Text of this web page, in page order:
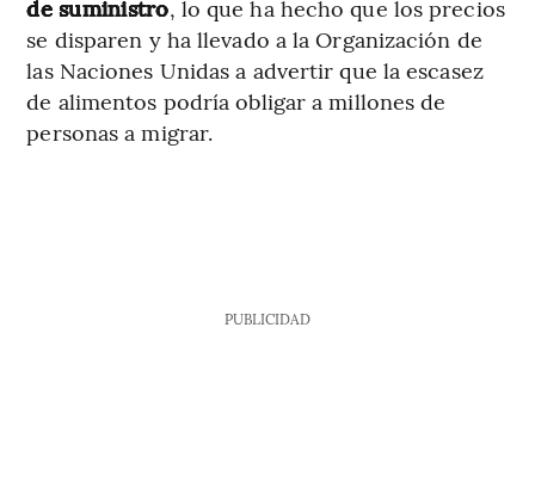
de suministro, lo que ha hecho que los precios
se disparen y ha llevado a la Organización de
las Naciones Unidas a advertir que la escasez
de alimentos podría obligar a millones de
personas a migrar.
PUBLICIDAD